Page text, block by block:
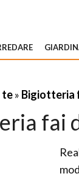
te» Bigiotteria
fai